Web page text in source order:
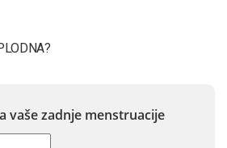
vaše zadnje menstruacije